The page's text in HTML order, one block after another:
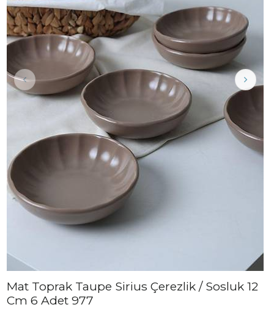
Mat Toprak Taupe Sirius Çerezlik / Sosluk 12
Cm 6 Adet 977